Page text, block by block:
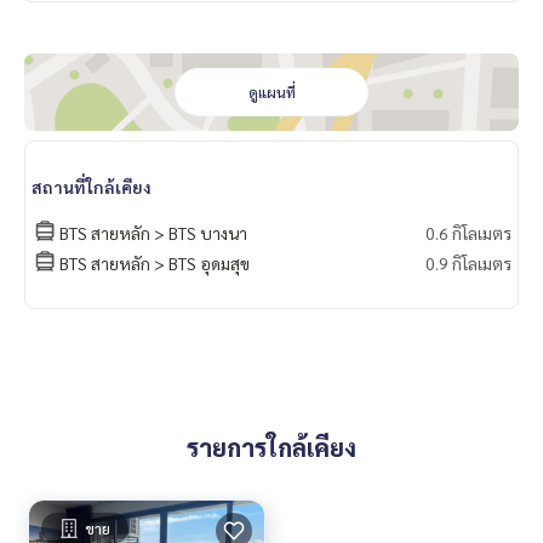
ดูแผนที่
สถานที่ใกล้เคียง
BTS สายหลัก > BTS บางนา
0.6 กิโลเมตร
BTS สายหลัก > BTS อุดมสุข
0.9 กิโลเมตร
รายการใกล้เคียง
ขาย